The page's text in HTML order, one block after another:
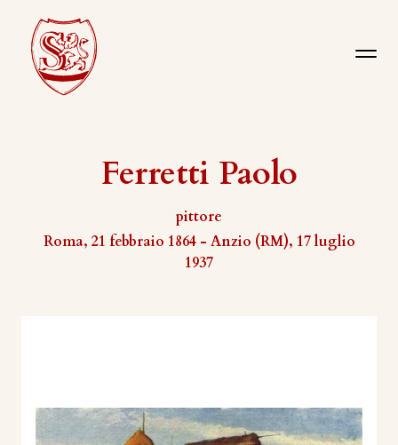
Ferretti Paolo
pittore
Roma, 21 febbraio 1864 - Anzio (RM), 17 luglio
1937